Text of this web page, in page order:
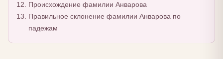
Происхождение фамилии Анварова
Правильное склонение фамилии Анварова по
падежам